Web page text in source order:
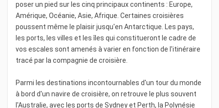
poser un pied sur les cinq principaux continents : Europe,
Amérique, Océanie, Asie, Afrique. Certaines croisières
poussent même le plaisir jusqu'en Antarctique. Les pays,
les ports, les villes et les îles qui constitueront le cadre de
vos escales sont amenés à varier en fonction de l'itinéraire
tracé par la compagnie de croisière.
Parmi les destinations incontournables d'un tour du monde
à bord d'un navire de croisière, on retrouve le plus souvent
l'Australie, avec les ports de Sydney et Perth, la Polynésie